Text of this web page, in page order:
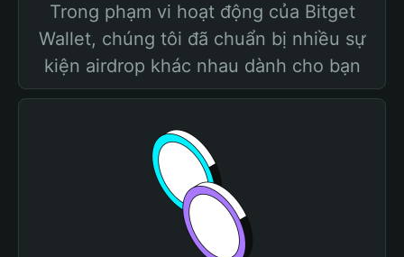
Trong phạm vi hoạt động của Bitget
Wallet, chúng tôi đã chuẩn bị nhiều sự
kiện airdrop khác nhau dành cho bạn